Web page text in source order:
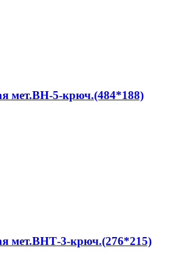
мет.ВН-5-крюч.(484*188)
мет.ВНТ-3-крюч.(276*215)